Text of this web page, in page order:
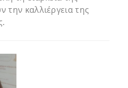
την καλλιέργεια της